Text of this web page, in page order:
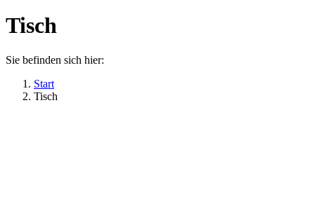
Tisch
Sie befinden sich hier:
Start
Tisch